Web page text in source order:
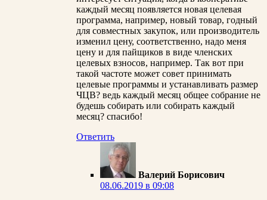
каждый месяц появляется новая целевая
программа, например, новый товар, годный
для совместных закупок, или производитель
изменил цену, соответственно, надо меня
цену и для пайщиков в виде членских
целевых взносов, например. Так вот при
такой частоте может совет принимать
целевые программы и устанавливать размер
ЧЦВ? ведь каждый месяц общее собрание не
будешь собирать или собирать каждый
месяц? спасибо!
Ответить
Валерий Борисович
08.06.2019 в 09:08